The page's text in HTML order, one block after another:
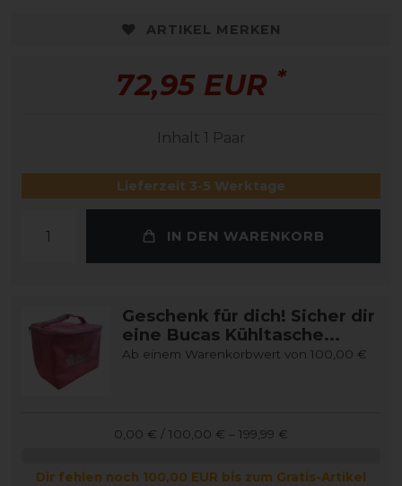
ARTIKEL MERKEN
72,95 EUR *
Inhalt 1 Paar
Lieferzeit 3-5 Werktage
IN DEN WARENKORB
Geschenk für dich! Sicher dir
eine Bucas Kühltasche...
Ab einem Warenkorbwert von 100,00 €
0,00 € / 100,00 € – 199,99 €
Dir fehlen noch 100,00 EUR bis zum Gratis-Artikel